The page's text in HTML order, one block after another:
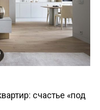
счастье «под